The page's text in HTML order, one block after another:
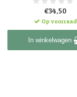
€34,50
Op voorraad
In winkelwagen